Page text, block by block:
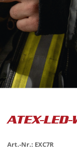
ATEX-
Art.-Nr.: EXC7R